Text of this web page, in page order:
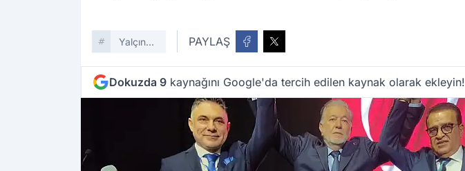
Yalçın
PAYLAŞ
Dokuzda 9 kaynağını Google'da tercih edilen kaynak olarak ekleyin!